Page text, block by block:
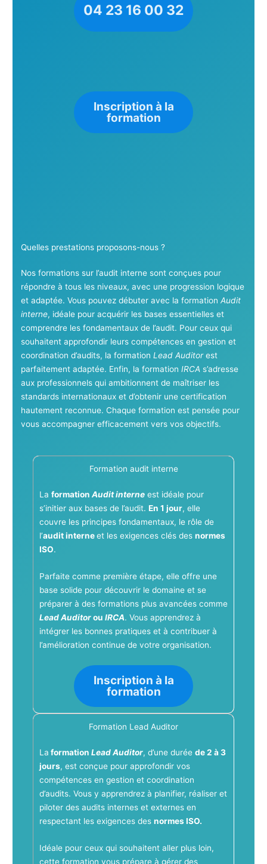
04 23 16 00 32
Inscription à la
formation
Quelles prestations proposons-nous ?
Nos formations sur l’audit interne sont conçues pour
répondre à tous les niveaux, avec une progression logique
et adaptée. Vous pouvez débuter avec la formation Audit
interne, idéale pour acquérir les bases essentielles et
comprendre les fondamentaux de l’audit. Pour ceux qui
souhaitent approfondir leurs compétences en gestion et
coordination d’audits, la formation Lead Auditorest
parfaitement adaptée. Enfin, la formation IRCA s’adresse
aux professionnels qui ambitionnent de maîtriser les
standards internationaux et d’obtenir une certification
hautement reconnue. Chaque formation est pensée pour
vous accompagner efficacement vers vos objectifs.
Formation audit interne
La formation Audit interneest idéale pour
s’initier aux bases de l’audit. En 1 jour, elle
couvre les principes fondamentaux, le rôle de
l’audit interneet les exigences clés des normes
ISO.
Parfaite comme première étape, elle offre une
base solide pour découvrir le domaine et se
préparer à des formations plus avancées comme
Lead Auditorou IRCA. Vous apprendrez à
intégrer les bonnes pratiques et à contribuer à
l’amélioration continue de votre organisation.
Inscription à la
formation
Formation Lead Auditor
La formation Lead Auditor, d’une durée de 2 à 3
jours, est conçue pour approfondir vos
compétences en gestion et coordination
d’audits. Vous y apprendrez à planifier, réaliser et
piloter des audits internes et externes en
respectant les exigences des normes ISO.
Idéale pour ceux qui souhaitent aller plus loin,
cette formation vous prépare à gérer des